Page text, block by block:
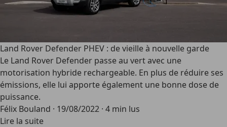
Land Rover Defender PHEV : de vieille à nouvelle garde
Le Land Rover Defender passe au vert avec une
motorisation hybride rechargeable. En plus de réduire ses
émissions, elle lui apporte également une bonne dose de
puissance.
Félix Bouland · 19/08/2022 · 4 min lus
Lire la suite